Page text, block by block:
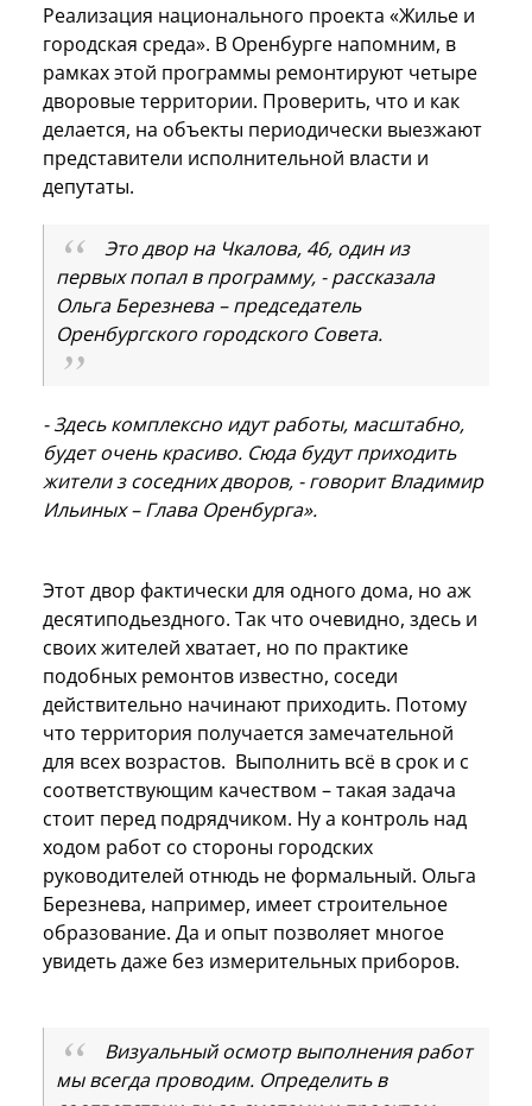
Реализация национального проекта «Жилье и
городская среда». В Оренбурге напомним, в
рамках этой программы ремонтируют четыре
дворовые территории. Проверить, что и как
делается, на объекты периодически выезжают
представители исполнительной власти и
депутаты.
Это двор на Чкалова, 46, один из
первых попал в программу, - рассказала
Ольга Березнева – председатель
Оренбургского городского Совета.
- Здесь комплексно идут работы, масштабно,
будет очень красиво. Сюда будут приходить
жители з соседних дворов, - говорит Владимир
Ильиных – Глава Оренбурга».
Этот двор фактически для одного дома, но аж
десятиподьездного. Так что очевидно, здесь и
своих жителей хватает, но по практике
подобных ремонтов известно, соседи
действительно начинают приходить. Потому
что территория получается замечательной
для всех возрастов. Выполнить всё в срок и с
соответствующим качеством – такая задача
стоит перед подрядчиком. Ну а контроль над
ходом работ со стороны городских
руководителей отнюдь не формальный. Ольга
Березнева, например, имеет строительное
образование. Да и опыт позволяет многое
увидеть даже без измерительных приборов.
Визуальный осмотр выполнения работ
мы всегда проводим. Определить в